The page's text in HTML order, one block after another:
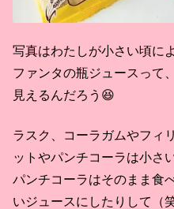
写真はわたしが小さい頃に
ファンタの瓶ジュースって
見えるんだろう😆
ラスク、コーラガムやフィ
ットやパンチコーラは小さ
パンチコーラはそのまま食
いジュースにしたりして（笑